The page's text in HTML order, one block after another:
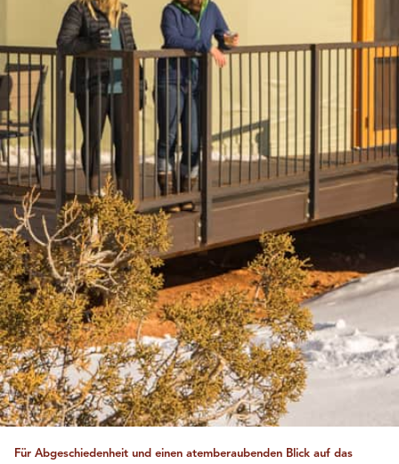
Für Abgeschiedenheit und einen atemberaubenden Blick auf das